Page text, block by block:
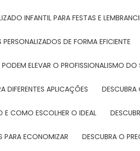
INFANTIL PARA FESTAS E
PERSONALIZADOS DE FORMA EFICIENTE
ELEVAR O PROFISSIONALISMO
DIFERENTES APLICAÇÕES
E COMO ESCOLHER O IDEAL
PARA ECONOMIZAR DESCUBRA O